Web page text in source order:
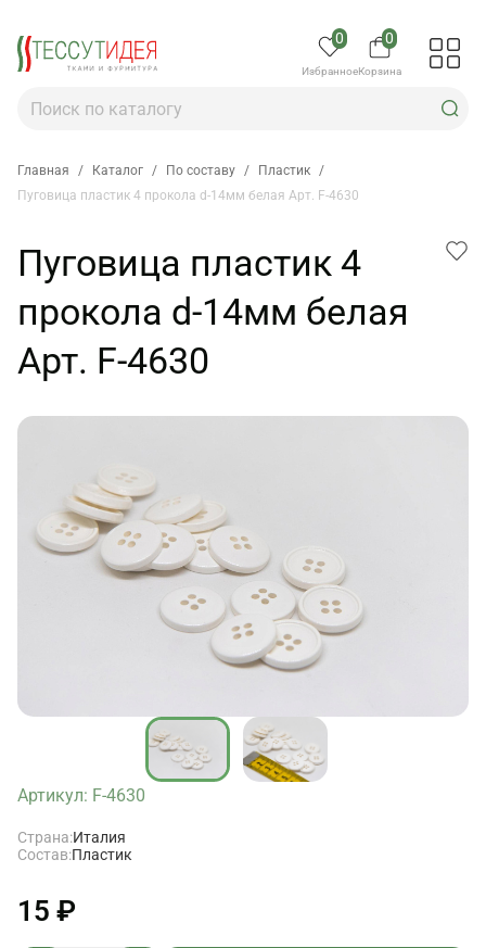
0
Избранное
0
Корзина
Главная / Каталог / По составу / Пластик /
Пуговица пластик 4 прокола d-14мм белая Арт. F-4630
Пуговица пластик 4
прокола d-14мм белая
Арт. F-4630
Артикул: F-4630
Страна:Италия
Состав:Пластик
15 ₽